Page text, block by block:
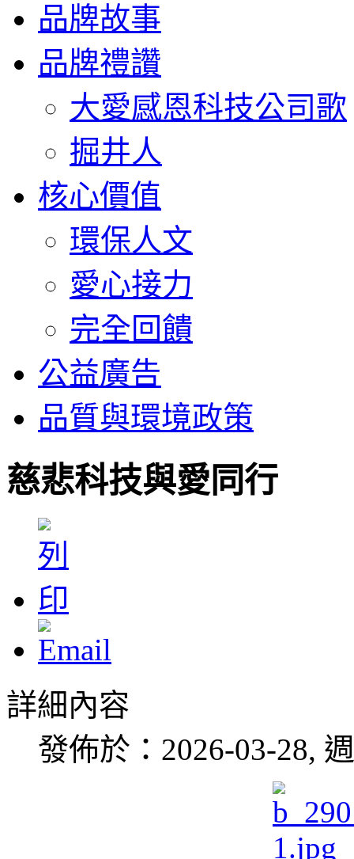
品牌故事
品牌禮讚
大愛感恩科技公司歌
掘井人
核心價值
環保人文
愛心接力
完全回饋
公益廣告
品質與環境政策
慈悲科技與愛同行
詳細內容
發佈於：2026-03-28,